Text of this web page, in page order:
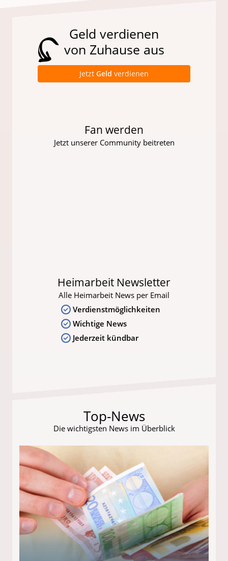
Geld verdienen
von Zuhause aus
Jetzt Geld verdienen
Fan werden
Jetzt unserer Community beitreten
Heimarbeit Newsletter
Alle Heimarbeit News per Email
Verdienstmöglichkeiten
Wichtige News
Jederzeit kündbar
Top-News
Die wichtigsten News im Überblick